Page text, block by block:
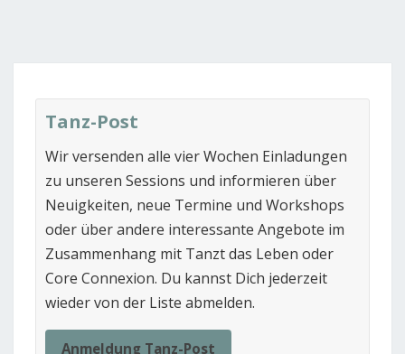
Tanz-Post
Wir versenden alle vier Wochen Einladungen
zu unseren Sessions und informieren über
Neuigkeiten, neue Termine und Workshops
oder über andere interessante Angebote im
Zusammenhang mit Tanzt das Leben oder
Core Connexion. Du kannst Dich jederzeit
wieder von der Liste abmelden.
Anmeldung Tanz-Post